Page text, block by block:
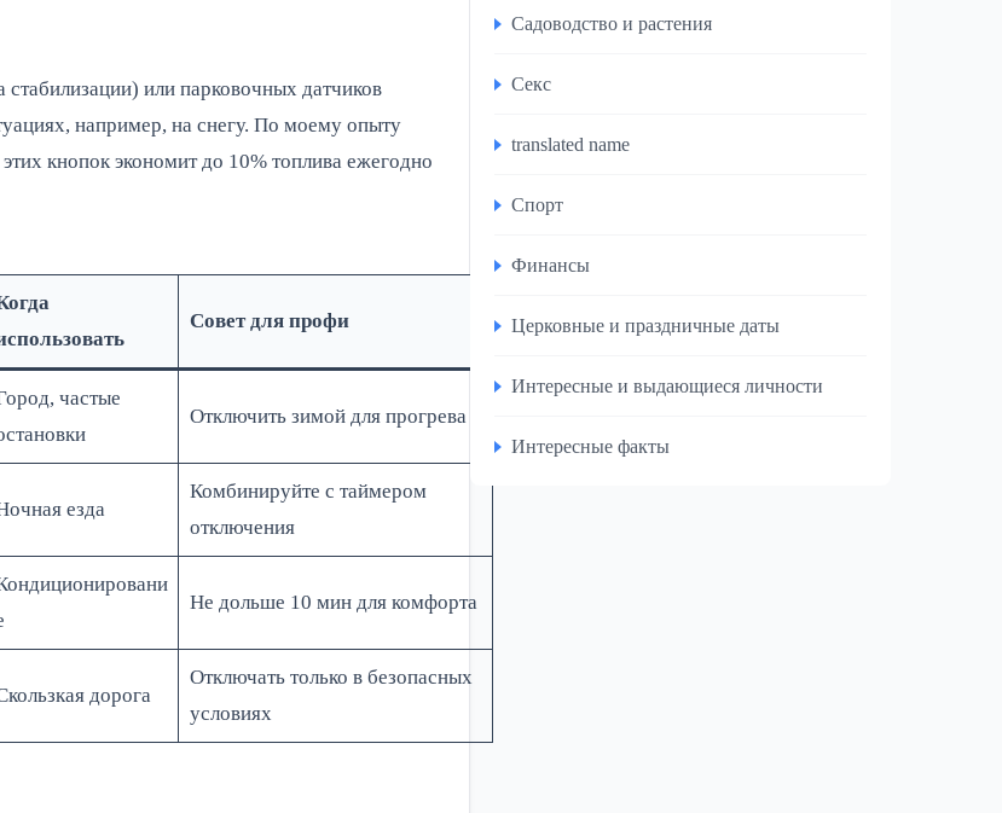
или парковочных датчиков
например, на снегу. По моему опыту
кнопок экономит до 10% топлива ежегодно
Совет для профи
частые
Отключить зимой для прогрева
езда
Комбинируйте с таймером
отключения
Не дольше 10 мин для комфорта
дорога
Отключать только в безопасных
условиях
Садоводство и растения
Секс
translated name
Спорт
Финансы
Церковные и праздничные даты
Интересные и выдающиеся личности
Интересные факты